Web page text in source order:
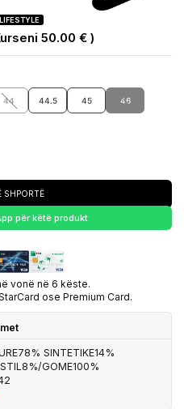
LIFESTYLE
50.00 € )
44 44.5 45 46
SHPORTË
për këtë produkt
vonë në 6 këste.
ose Premium Card.
SINTETIKE14%
GOME100%